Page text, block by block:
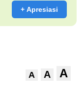
+ Apresiasi
A A A